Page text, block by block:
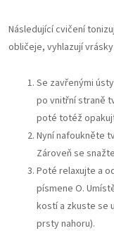
Následující cvičení
obličeje, vyhlazují
Se zavřenými
po vnitřní straně
poté totéž
Nyní nafoukněte
Zároveň se
Poté relaxujte a
písmene O.
kostí a zkuste se
prsty nahoru).